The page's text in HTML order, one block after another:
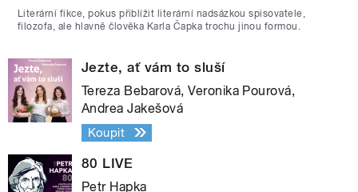
Literární fikce, pokus přiblížit literární nadsázkou spisovatele,
filozofa, ale hlavně člověka Karla Čapka trochu jinou formou.
Jezte, ať vám to sluší
Tereza Bebarová, Veronika Pourová,
Andrea Jakešová
Koupit
80 LIVE
Petr Hapka